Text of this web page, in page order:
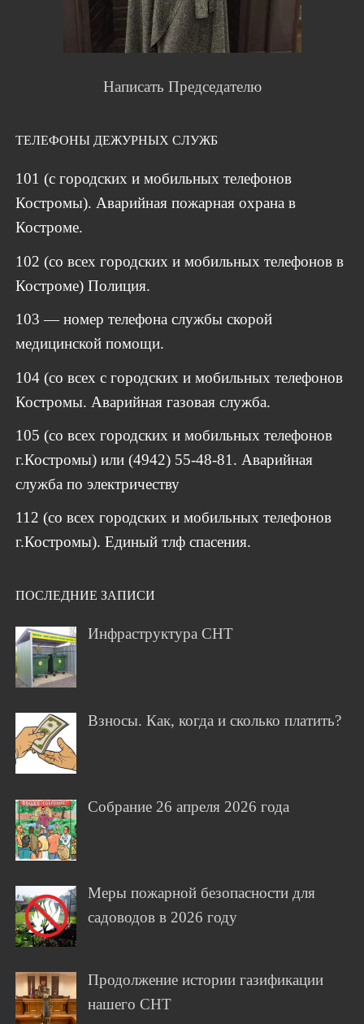
Написать Председателю
ТЕЛЕФОНЫ ДЕЖУРНЫХ СЛУЖБ
101 (с городских и мобильных телефонов
Костромы). Аварийная пожарная охрана в
Костроме.
102 (со всех городских и мобильных телефонов в
Костроме) Полиция.
103 — номер телефона службы скорой
медицинской помощи.
104 (со всех с городских и мобильных телефонов
Костромы. Аварийная газовая служба.
105 (со всех городских и мобильных телефонов
г.Костромы) или (4942) 55-48-81. Аварийная
служба по электричеству
112 (со всех городских и мобильных телефонов
г.Костромы). Единый тлф спасения.
ПОСЛЕДНИЕ ЗАПИСИ
Инфраструктура СНТ
Взносы. Как, когда и сколько платить?
Собрание 26 апреля 2026 года
Меры пожарной безопасности для
садоводов в 2026 году
Продолжение истории газификации
нашего СНТ